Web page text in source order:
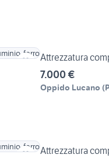
Attrezzatura
7.000 €
Oppido Lucano (
Attrezzatura